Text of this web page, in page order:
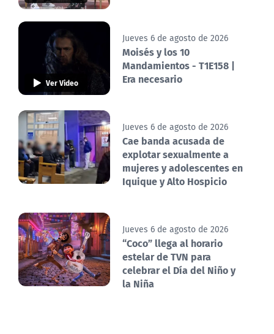
Ver Video
Jueves 6 de agosto de 2026
Moisés y los 10
Mandamientos - T1E158 |
Era necesario
Jueves 6 de agosto de 2026
Cae banda acusada de
explotar sexualmente a
mujeres y adolescentes en
Iquique y Alto Hospicio
Jueves 6 de agosto de 2026
“Coco” llega al horario
estelar de TVN para
celebrar el Día del Niño y
la Niña